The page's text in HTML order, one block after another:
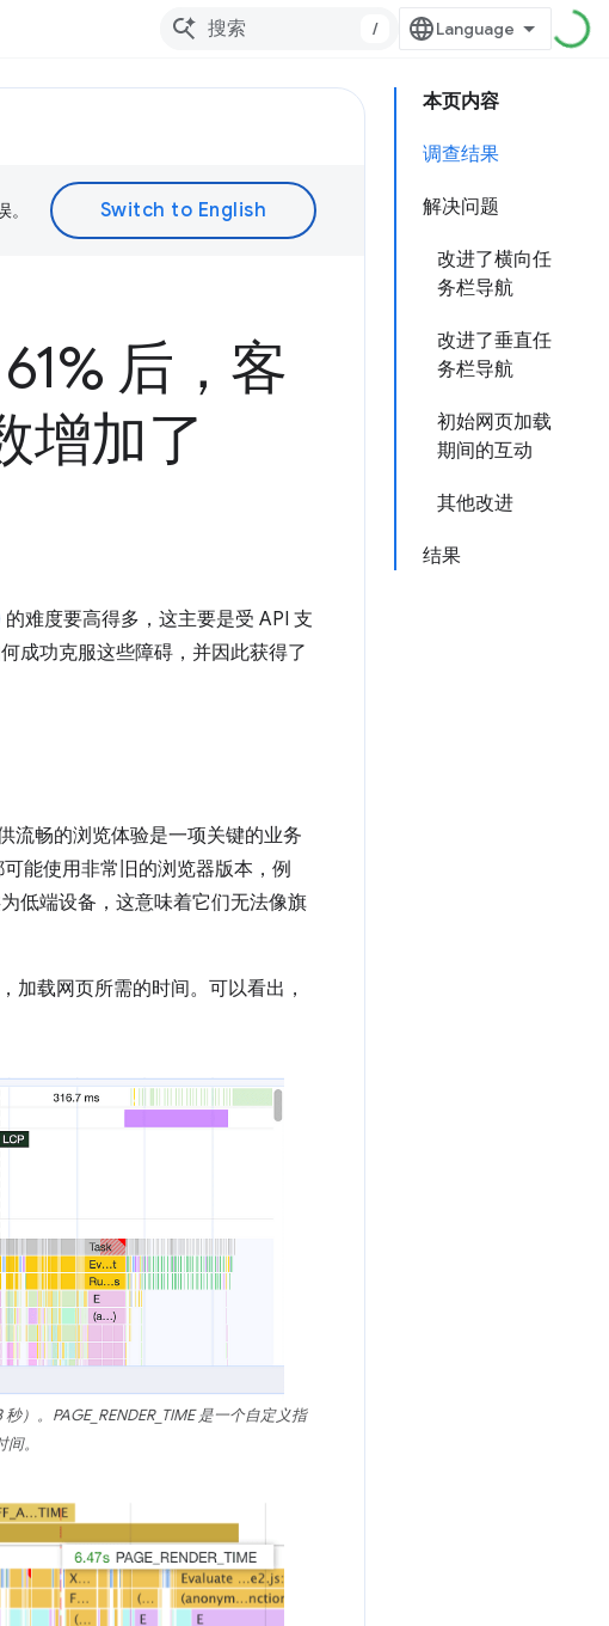
/
本页内容
调查结果
解决问题
改进了横向任
务栏导航
改进了垂直任
务栏导航
初始网页加载
期间的互动
其他改进
结果
后，客
增加了
的难度要高得多，这主要是受 API 支
成功克服这些障碍，并因此获得了
流畅的浏览体验是一项关键的业务
能使用非常旧的浏览器版本，例
低端设备，这意味着它们无法像旗
加载网页所需的时间。可以看出，
。PAGE_RENDER_TIME 是一个自定义指
。